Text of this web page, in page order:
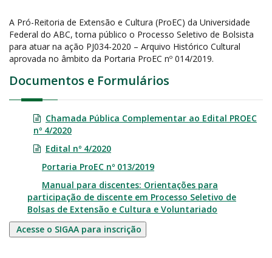
A Pró-Reitoria de Extensão e Cultura (ProEC) da Universidade
Federal do ABC, torna público o Processo Seletivo de Bolsista
para atuar na ação PJ034-2020 – Arquivo Histórico Cultural
aprovada no âmbito da Portaria ProEC nº 014/2019.
Documentos e Formulários
Chamada Pública Complementar ao Edital PROEC
nº 4/2020
Edital nº 4/2020
Portaria ProEC nº 013/2019
Manual para discentes: Orientações para
participação de discente em Processo Seletivo de
Bolsas de Extensão e Cultura e Voluntariado
Acesse o SIGAA para inscrição